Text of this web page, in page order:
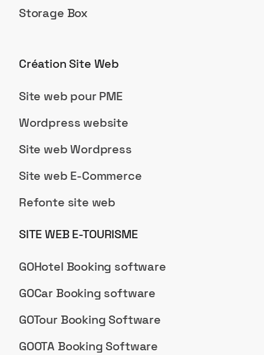
Storage Box
Création Site Web
Site web pour PME
Wordpress website
Site web Wordpress
Site web E-Commerce
Refonte site web
SITE WEB E-TOURISME
GOHotel Booking software
GOCar Booking software
GOTour Booking Software
GOOTA Booking Software